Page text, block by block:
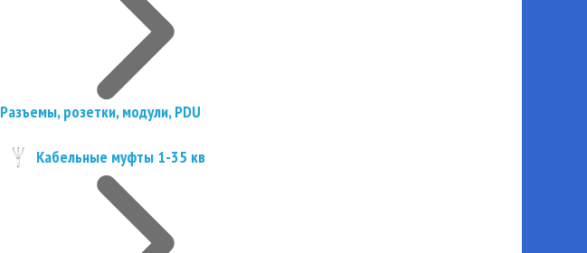
Разъемы, розетки, модули, PDU
Кабельные муфты 1-35 кв